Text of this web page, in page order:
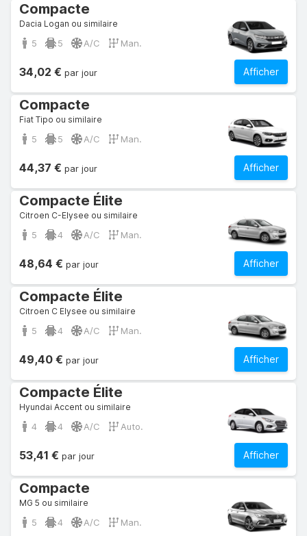
Compacte
Dacia Logan ou similaire
5 5 A/C Man.
Afficher
34,02 € par jour
Compacte
Fiat Tipo ou similaire
5 5 A/C Man.
Afficher
44,37 € par jour
Compacte Élite
Citroen C-Elysee ou similaire
5 4 A/C Man.
Afficher
48,64 € par jour
Compacte Élite
Citroen C Elysee ou similaire
5 4 A/C Man.
Afficher
49,40 € par jour
Compacte Élite
Hyundai Accent ou similaire
4 4 A/C Auto.
Afficher
53,41 € par jour
Compacte
MG 5 ou similaire
5 4 A/C Man.